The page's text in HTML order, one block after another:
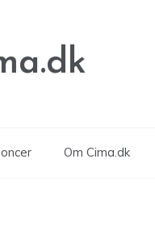
Om Cima.dk